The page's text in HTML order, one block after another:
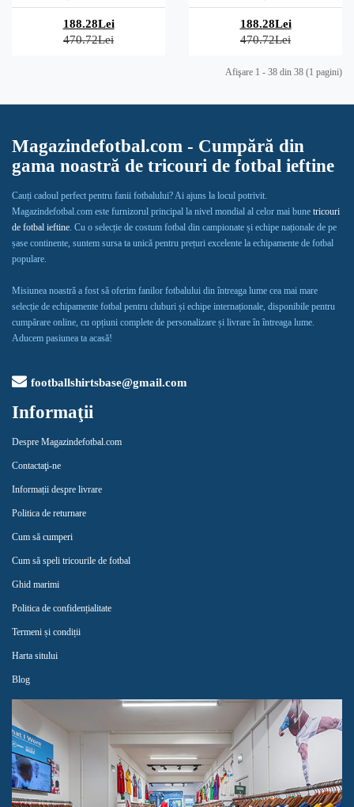
188.28Lei
470.72Lei
188.28Lei
470.72Lei
Afişare 1 - 38 din 38 (1 pagini)
Magazindefotbal.com - Cumpără din
gama noastră de tricouri de fotbal ieftine
Cauți cadoul perfect pentru fanii fotbalului? Ai ajuns la locul potrivit.
Magazindefotbal.com este furnizorul principal la nivel mondial al celor mai bune tricouri
de fotbal ieftine. Cu o selecție de costum fotbal din campionate și echipe naționale de pe
șase continente, suntem sursa ta unică pentru prețuri excelente la echipamente de fotbal
populare.
Misiunea noastră a fost să oferim fanilor fotbalului din întreaga lume cea mai mare
selecție de echipamente fotbal pentru cluburi și echipe internaționale, disponibile pentru
cumpărare online, cu opțiuni complete de personalizare și livrare în întreaga lume.
Aducem pasiunea ta acasă!
footballshirtsbase@gmail.com
Informaţii
Despre Magazindefotbal.com
Contactaţi-ne
Informații despre livrare
Politica de returnare
Cum să cumperi
Cum să speli tricourile de fotbal
Ghid marimi
Politica de confidențialitate
Termeni și condiții
Harta sitului
Blog